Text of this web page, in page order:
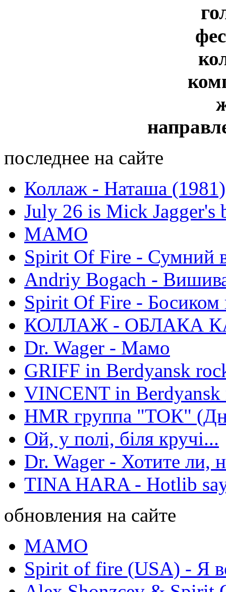
последнее на сайте
Коллаж - Наташа (1981)
July 26 is Mick Jagger's
МАМО
Spirit Of Fire - Сумний
Andriy Bogach -
Spirit Of Fire - Босиком
КОЛЛАЖ - ОБЛАКА
Dr. Wager - Мамо
GRIFF in Berdyansk
VINCENT in
HMR группа "ТОК"
Ой, у полі, біля кручі...
Dr. Wager - Хотите ли,
TINA HARA - Hotlib
обновления на сайте
МАМО
Spirit of fire (USA) - Я